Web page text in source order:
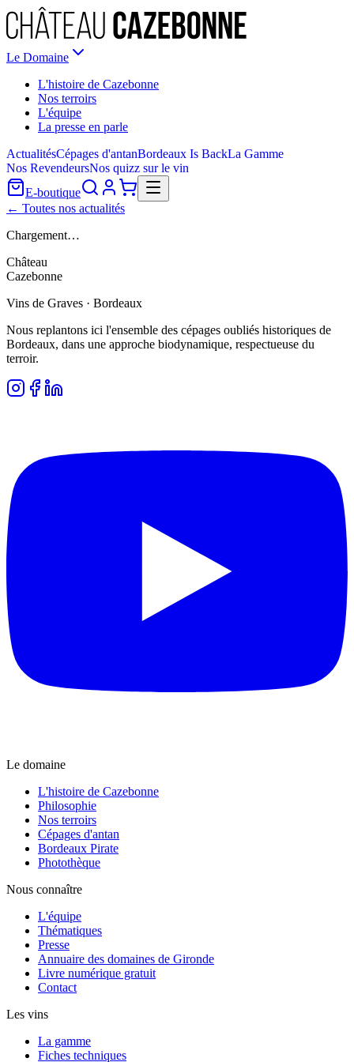
Le Domaine
L'histoire de Cazebonne
Nos terroirs
L'équipe
La presse en parle
ActualitésCépages d'antanBordeaux Is BackLa Gamme
Nos RevendeursNos quizz sur le vin
E-boutique
← Toutes nos actualités
Chargement…
Château
Cazebonne
Vins de Graves · Bordeaux
Nous replantons ici l'ensemble des cépages oubliés historiques de
Bordeaux, dans une approche biodynamique, respectueuse du
terroir.
Le domaine
L'histoire de Cazebonne
Philosophie
Nos terroirs
Cépages d'antan
Bordeaux Pirate
Photothèque
Nous connaître
L'équipe
Thématiques
Presse
Annuaire des domaines de Gironde
Livre numérique gratuit
Contact
Les vins
La gamme
Fiches techniques